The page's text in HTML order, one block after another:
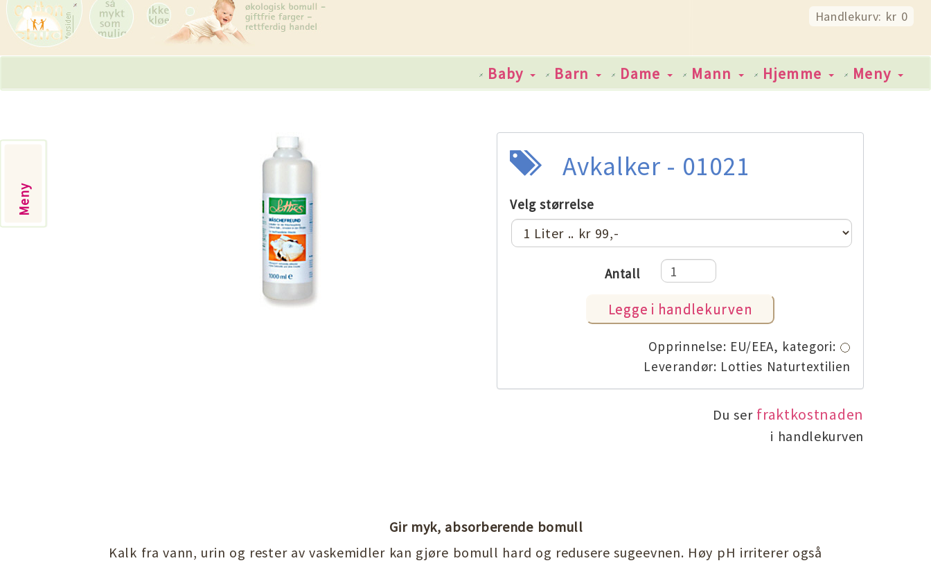
Skip
navigation
Handlekurv: kr 0
Baby Barn Dame Mann Hjemme Meny
Meny
Avkalker - 01021
Velg størrelse
Antall
Opprinnelse: EU/EEA, kategori:
Leverandør: Lotties Naturtextilien
Du ser fraktkostnaden
i handlekurven
Gir myk, absorberende bomull
Kalk fra vann, urin og rester av vaskemidler kan gjøre bomull hard og redusere sugeevnen. Høy pH irriterer også